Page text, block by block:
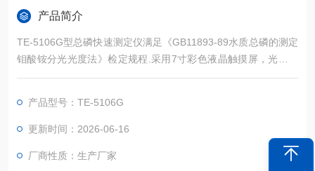
产品简介
TE-5106G型总磷快速测定仪满足《GB11893-89水质总磷的测定
钼酸铵分光光度法》检定规程.采用7寸彩色液晶触摸屏，光纤检
测系统，5个检测位（1个比色管检测位 4个比色皿检测位），仪
能，蓝牙接口选配。仪器性能稳定、测量准确、测定范围广、功
能*、操作简单.
产品型号：TE-5106G
更新时间：2026-06-16
厂商性质：生产厂家